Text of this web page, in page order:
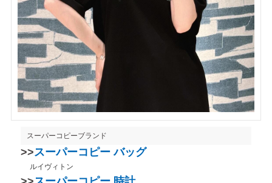
スーパーコピーブランド
>>スーパーコピー バッグ
ルイヴィトン